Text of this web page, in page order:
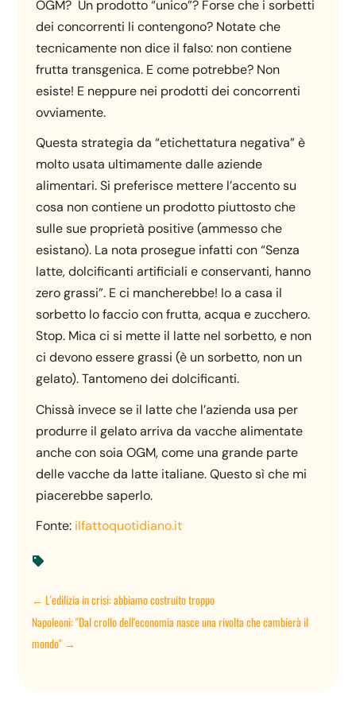
OGM? Un prodotto “unico”? Forse che i sorbetti
dei concorrenti li contengono? Notate che
tecnicamente non dice il falso: non contiene
frutta transgenica. E come potrebbe? Non
esiste! E neppure nei prodotti dei concorrenti
ovviamente.
Questa strategia da “etichettatura negativa” è
molto usata ultimamente dalle aziende
alimentari. Si preferisce mettere l’accento su
cosa non contiene un prodotto piuttosto che
sulle sue proprietà positive (ammesso che
esistano). La nota prosegue infatti con “Senza
latte, dolcificanti artificiali e conservanti, hanno
zero grassi”. E ci mancherebbe! Io a casa il
sorbetto lo faccio con frutta, acqua e zucchero.
Stop. Mica ci si mette il latte nel sorbetto, e non
ci devono essere grassi (è un sorbetto, non un
gelato). Tantomeno dei dolcificanti.
Chissà invece se il latte che l’azienda usa per
produrre il gelato arriva da vacche alimentate
anche con soia OGM, come una grande parte
delle vacche da latte italiane. Questo sì che mi
piacerebbe saperlo.
Fonte: ilfattoquotidiano.it

←L'edilizia in crisi: abbiamo costruito troppo
Napoleoni: "Dal crollo dell'economia nasce una rivolta che cambierà il
mondo" →